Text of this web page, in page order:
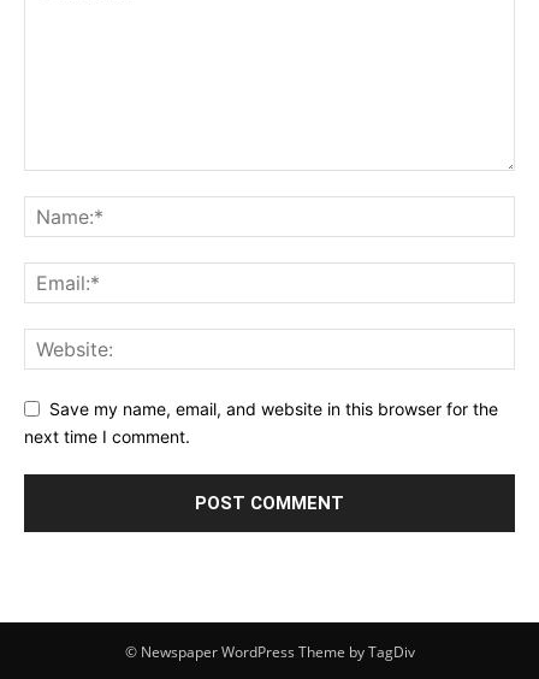
Save my name, email, and website in this browser for the
next time I comment.
© Newspaper WordPress Theme by TagDiv